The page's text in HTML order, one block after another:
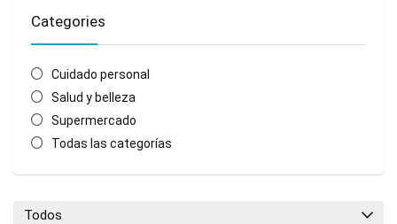
Categories
Cuidado personal
Salud y belleza
Supermercado
Todas las categorías
Todos